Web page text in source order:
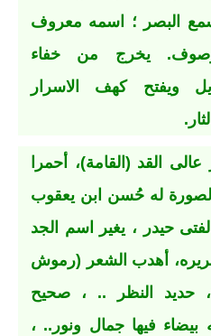
البصر ؛ اسمه معروف
يخرج من خفاء
ويفتح كهف الاسرار
القد (القامة)، أحمرا
الصورة له حُسن ابن يعقوب
حيدر ، يغير اسم الجد
أهدب الشعر (رموش
حديد النظر .. ، صحيح
بيضاء فيها جمال ونور.. ،